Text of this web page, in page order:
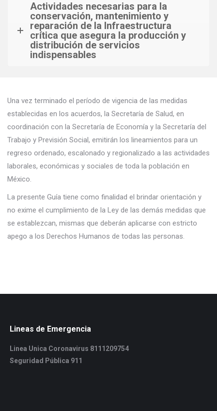
Actividades necesarias para la
conservación, mantenimiento y
reparación de la Infraestructura
crítica que asegura la producción y
distribución de servicios
indispensables
Una vez terminado el período de vigencia de las medidas
establecidas en los acuerdos, la Secretaría de Salud, en
coordinación con la Secretaría de Economía y la Secretaría del
Trabajo y Previsión Social, emitirán los lineamientos para un
regreso ordenado, escalonado y regionalizado a las actividades
laborales, económicas y sociales de toda la población en
México.
La presente Guía tiene como finalidad el brindar orientación y
no exime el cumplimiento de la Ley de las demás medidas que
se establezcan, mismas que deberán aplicarse con estricto
apego a los Derechos Humanos de todas las personas.
Lineas de Emergencia
Linea Unica Coronavirus 8111209754
Seguridad Pública 911